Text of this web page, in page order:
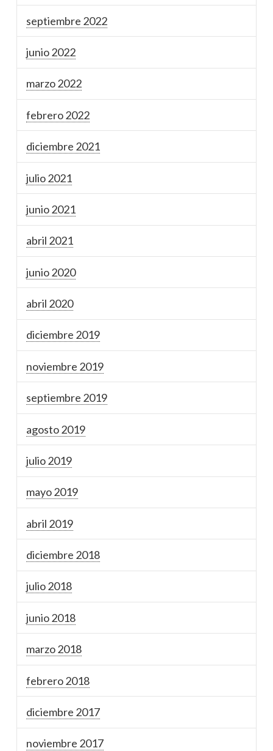
septiembre 2022
junio 2022
marzo 2022
febrero 2022
diciembre 2021
julio 2021
junio 2021
abril 2021
junio 2020
abril 2020
diciembre 2019
noviembre 2019
septiembre 2019
agosto 2019
julio 2019
mayo 2019
abril 2019
diciembre 2018
julio 2018
junio 2018
marzo 2018
febrero 2018
diciembre 2017
noviembre 2017